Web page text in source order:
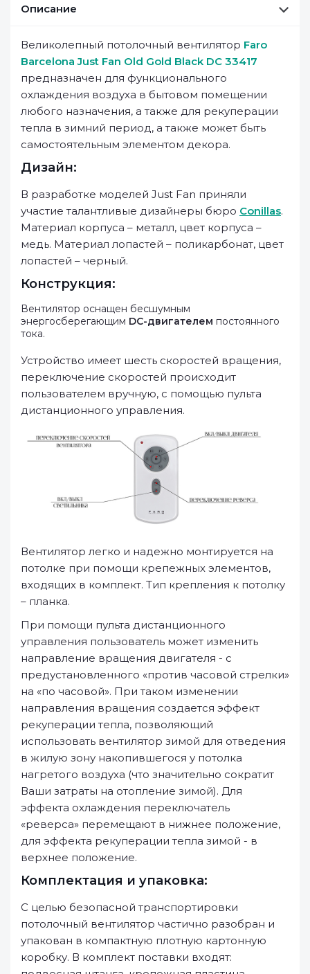
Описание
Великолепный потолочный вентилятор Faro
Barcelona Just Fan Old Gold Black DC 33417
предназначен для функционального
охлаждения воздуха в бытовом помещении
любого назначения, а также для рекуперации
тепла в зимний период, а также может быть
самостоятельным элементом декора.
Дизайн:
В разработке моделей Just Fan приняли
участие талантливые дизайнеры бюро Conillas.
Материал корпуса – металл, цвет корпуса –
медь. Материал лопастей – поликарбонат, цвет
лопастей – черный.
Конструкция:
Вентилятор оснащен бесшумным
энергосберегающим DC-двигателем постоянного
тока.
Устройство имеет шесть скоростей вращения,
переключение скоростей происходит
пользователем вручную, с помощью пульта
дистанционного управления.
Вентилятор легко и надежно монтируется на
потолке при помощи крепежных элементов,
входящих в комплект. Тип крепления к потолку
– планка.
При помощи пульта дистанционного
управления пользователь может изменить
направление вращения двигателя - с
предустановленного «против часовой стрелки»
на «по часовой». При таком изменении
направления вращения создается эффект
рекуперации тепла, позволяющий
использовать вентилятор зимой для отведения
в жилую зону накопившегося у потолка
нагретого воздуха (что значительно сократит
Ваши затраты на отопление зимой). Для
эффекта охлаждения переключатель
«реверса» перемещают в нижнее положение,
для эффекта рекуперации тепла зимой - в
верхнее положение.
Комплектация и упаковка:
С целью безопасной транспортировки
потолочный вентилятор частично разобран и
упакован в компактную плотную картонную
коробку. В комплект поставки входят: